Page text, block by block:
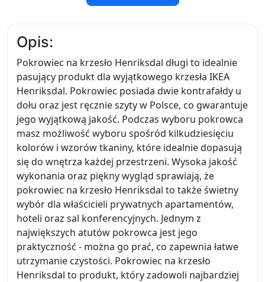
Opis:
Pokrowiec na krzesło Henriksdal długi to idealnie
pasujący produkt dla wyjątkowego krzesła IKEA
Henriksdal. Pokrowiec posiada dwie kontrafałdy u
dołu oraz jest ręcznie szyty w Polsce, co gwarantuje
jego wyjątkową jakość. Podczas wyboru pokrowca
masz możliwość wyboru spośród kilkudziesięciu
kolorów i wzorów tkaniny, które idealnie dopasują
się do wnętrza każdej przestrzeni. Wysoka jakość
wykonania oraz piękny wygląd sprawiają, że
pokrowiec na krzesło Henriksdal to także świetny
wybór dla właścicieli prywatnych apartamentów,
hoteli oraz sal konferencyjnych. Jednym z
największych atutów pokrowca jest jego
praktyczność - można go prać, co zapewnia łatwe
utrzymanie czystości. Pokrowiec na krzesło
Henriksdal to produkt, który zadowoli najbardziej